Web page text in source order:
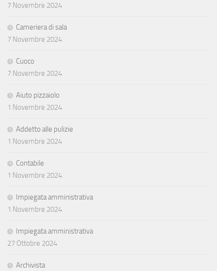
7 Novembre 2024
Cameriera di sala
7 Novembre 2024
Cuoco
7 Novembre 2024
Aiuto pizzaiolo
1 Novembre 2024
Addetto alle pulizie
1 Novembre 2024
Contabile
1 Novembre 2024
Impiegata amministrativa
1 Novembre 2024
Impiegata amministrativa
27 Ottobre 2024
Archivista